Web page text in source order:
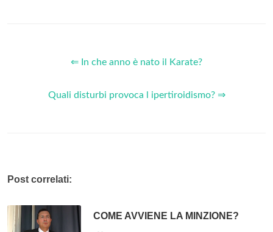
⇐ In che anno è nato il Karate?
Quali disturbi provoca l ipertiroidismo? ⇒
Post correlati:
COME AVVIENE LA MINZIONE?